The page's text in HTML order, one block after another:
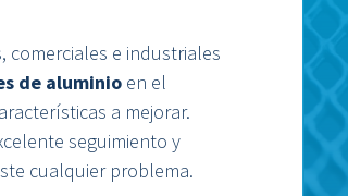
comerciales e industriales
de aluminio en el
a mejorar.
seguimiento y
cualquier problema.